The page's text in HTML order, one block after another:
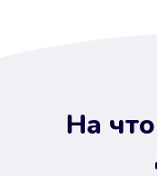
На